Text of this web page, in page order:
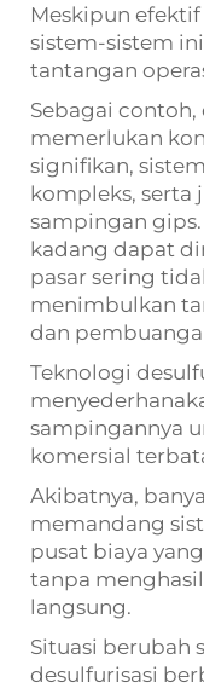
Meskipun
sistem-sistem
tantangan
Sebagai
memerlukan
signifikan,
kompleks, serta
sampingan
kadang dapat
pasar sering
menimbulkan
dan
Teknologi
sampingannya
komersial
Akibatnya,
memandang
pusat biaya
tanpa
langsung.
Situasi berubah
desulfurisasi